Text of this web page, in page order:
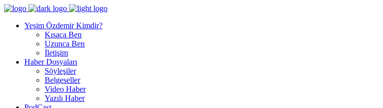
Yeşim Özdemir Kimdir?
Kısaca Ben
Uzunca Ben
İletişim
Haber Dosyaları
Söyleşiler
Belgeseller
Video Haber
Yazılı Haber